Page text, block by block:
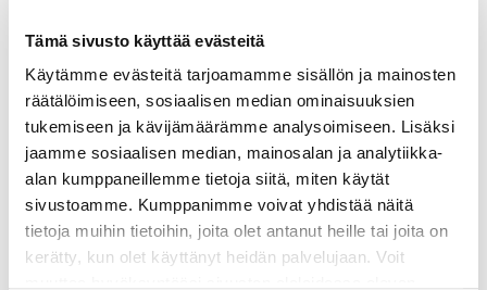
Tämä sivusto käyttää evästeitä
Käytämme evästeitä tarjoamamme sisällön ja mainosten
räätälöimiseen, sosiaalisen median ominaisuuksien
tukemiseen ja kävijämäärämme analysoimiseen. Lisäksi
jaamme sosiaalisen median, mainosalan ja analytiikka-
alan kumppaneillemme tietoja siitä, miten käytät
sivustoamme. Kumppanimme voivat yhdistää näitä
tietoja muihin tietoihin, joita olet antanut heille tai joita on
kerätty, kun olet käyttänyt heidän palvelujaan. Voit
Sovio Susanna
Taide- ja taitoaineiden vastuuopettaja,
kansalaisopisto
Sivistyksen ja hyvinvoinnin toimiala
050 576 2142
susanna.sovio@riihimaki.fi